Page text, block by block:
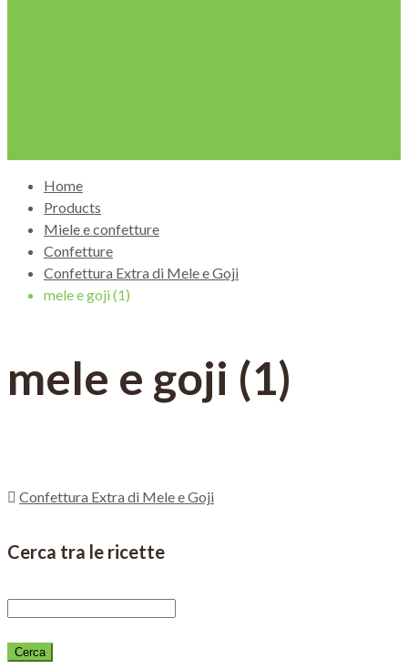
Home
Products
Miele e confetture
Confetture
Confettura Extra di Mele e Goji
mele e goji (1)
mele e goji (1)
Confettura Extra di Mele e Goji
Cerca tra le ricette